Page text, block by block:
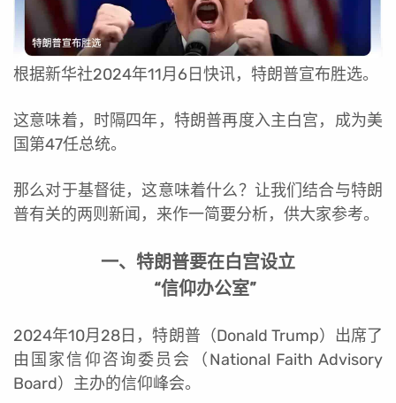
根据新华社2024年11月6日快讯，特朗普宣布胜选。
这意味着，时隔四年，特朗普再度入主白宫，成为美
国第47任总统。
那么对于基督徒，这意味着什么？让我们结合与特朗
普有关的两则新闻，来作一简要分析，供大家参考。
一、特朗普要在白宫设立
“信仰办公室”
2024年10月28日，特朗普（Donald Trump）出席了
由国家信仰咨询委员会（National Faith Advisory
Board）主办的信仰峰会。